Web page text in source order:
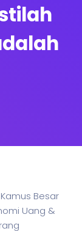
Besar
Uang &